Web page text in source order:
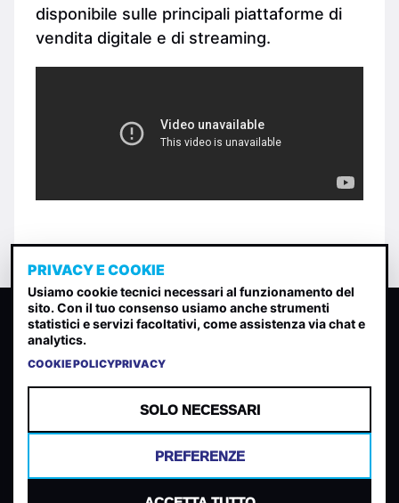
disponibile sulle principali piattaforme di
vendita digitale e di streaming.
CLASSIFICA INDIE
Classifica per indice di gradimento generata dall analisi di
TERMINI E CONDIZIONI PRIVACY POLICY
COOKIES PREFERENZE COOKIES
PRIVACY E COOKIE
Usiamo cookie tecnici necessari al funzionamento del
sito. Con il tuo consenso usiamo anche strumenti
statistici e servizi facoltativi, come assistenza via chat e
analytics.
COOKIE POLICYPRIVACY
SOLO NECESSARI
PREFERENZE